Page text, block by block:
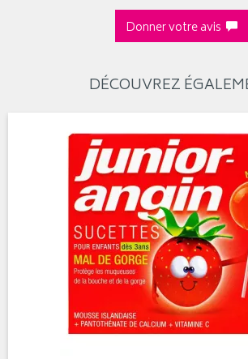
Donner votre avis
DÉCOUVREZ